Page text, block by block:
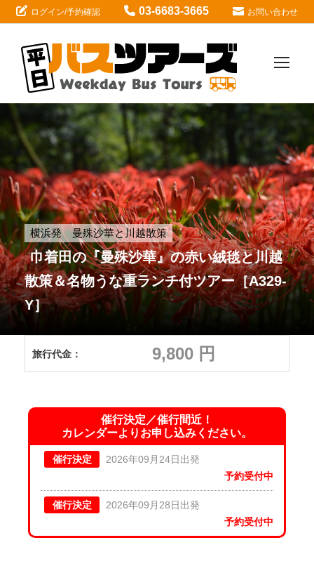
ログイン/予約確認 03-6683-3665 お問い合わせ
横浜発 曼殊沙華と川越散策
巾着田の『曼殊沙華』の赤い絨毯と川越
散策＆名物うな重ランチ付ツアー［A329-
Y］
旅行代金： 9,800 円
催行決定／催行間近！
カレンダーよりお申し込みください。
催行決定
2026年09月24日出発
予約受付中
催行決定
2026年09月28日出発
予約受付中